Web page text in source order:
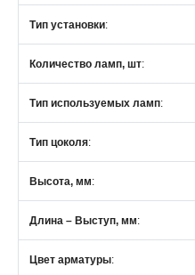
Тип установки:
Количество ламп, шт:
Тип используемых ламп:
Тип цоколя:
Высота, мм:
Длина – Выступ, мм:
Цвет арматуры: